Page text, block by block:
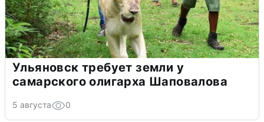
Ульяновск требует земли у
самарского олигарха Шаповалова
5 августа 0